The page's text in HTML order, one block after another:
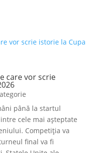
care vor scrie
până la startul
cele mai așteptate
Competiția va
final va fi